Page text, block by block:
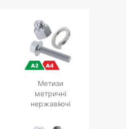
Метизи
метричні
нержавіючі